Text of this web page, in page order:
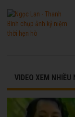
VIDEO XEM NHIỀU